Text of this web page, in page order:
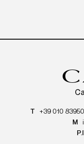
T +39 010
M